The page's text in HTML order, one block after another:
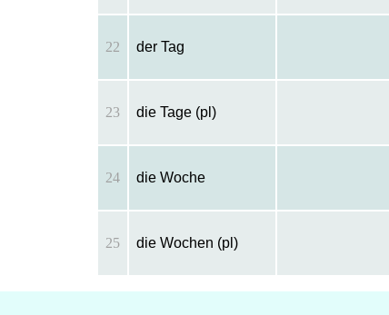
22 der Tag
23 die Tage (pl)
24 die Woche
25 die Wochen (pl)